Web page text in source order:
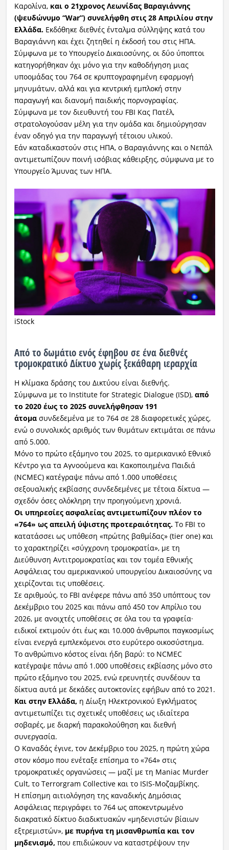
Καρολίνα, και ο 21χρονος Λεωνίδας Βαραγιάννης
(ψευδώνυμο “War”) συνελήφθη στις 28 Απριλίου στην
Ελλάδα.Εκδόθηκε διεθνές ένταλμα σύλληψης κατά του
Βαραγιάννη και έχει ζητηθεί η έκδοσή του στις ΗΠΑ.
Σύμφωνα με το Υπουργείο Δικαιοσύνης, οι δύο ύποπτοι
κατηγορήθηκαν όχι μόνο για την καθοδήγηση μιας
υποομάδας του 764 σε κρυπτογραφημένη εφαρμογή
μηνυμάτων, αλλά και για κεντρική εμπλοκή στην
παραγωγή και διανομή παιδικής πορνογραφίας.
Σύμφωνα με τον διευθυντή του FBI Κας Πατέλ,
στρατολογούσαν μέλη για την ομάδα και δημιούργησαν
έναν οδηγό για την παραγωγή τέτοιου υλικού.
Εάν καταδικαστούν στις ΗΠΑ, ο Βαραγιάννης και ο Νεπάλ
αντιμετωπίζουν ποινή ισόβιας κάθειρξης, σύμφωνα με το
Υπουργείο Άμυνας των ΗΠΑ.
iStock
Από το δωμάτιο ενός έφηβου σε ένα διεθνές
τρομοκρατικό Δίκτυο χωρίς ξεκάθαρη ιεραρχία
Η κλίμακα δράσης του Δικτύου είναι διεθνής.
Σύμφωνα με το Institute for Strategic Dialogue (ISD), από
το 2020 έως το 2025 συνελήφθησαν 191
άτομασυνδεδεμένα με το 764 σε 28 διαφορετικές χώρες,
ενώ ο συνολικός αριθμός των θυμάτων εκτιμάται σε πάνω
από 5.000.
Μόνο το πρώτο εξάμηνο του 2025, το αμερικανικό Εθνικό
Κέντρο για τα Αγνοούμενα και Κακοποιημένα Παιδιά
(NCMEC) κατέγραψε πάνω από 1.000 υποθέσεις
σεξουαλικής εκβίασης συνδεδεμένες με τέτοια δίκτυα —
σχεδόν όσες ολόκληρη την προηγούμενη χρονιά.
Οι υπηρεσίες ασφαλείας αντιμετωπίζουν πλέον το
«764» ως απειλή ύψιστης προτεραιότητας.Το FBI το
κατατάσσει ως υπόθεση «πρώτης βαθμίδας» (tier one) και
το χαρακτηρίζει «σύγχρονη τρομοκρατία», με τη
Διεύθυνση Αντιτρομοκρατίας και τον τομέα Εθνικής
Ασφάλειας του αμερικανικού υπουργείου Δικαιοσύνης να
χειρίζονται τις υποθέσεις.
Σε αριθμούς, το FBI ανέφερε πάνω από 350 υπόπτους τον
Δεκέμβριο του 2025 και πάνω από 450 τον Απρίλιο του
2026, με ανοιχτές υποθέσεις σε όλα του τα γραφεία·
ειδικοί εκτιμούν ότι έως και 10.000 άνθρωποι παγκοσμίως
είναι ενεργά εμπλεκόμενοι στο ευρύτερο οικοσύστημα.
Το ανθρώπινο κόστος είναι ήδη βαρύ: το NCMEC
κατέγραψε πάνω από 1.000 υποθέσεις εκβίασης μόνο στο
πρώτο εξάμηνο του 2025, ενώ ερευνητές συνδέουν τα
δίκτυα αυτά με δεκάδες αυτοκτονίες εφήβων από το 2021.
Και στην Ελλάδα, η Δίωξη Ηλεκτρονικού Εγκλήματος
αντιμετωπίζει τις σχετικές υποθέσεις ως ιδιαίτερα
σοβαρές, με διαρκή παρακολούθηση και διεθνή
συνεργασία.
Ο Καναδάς έγινε, τον Δεκέμβριο του 2025, η πρώτη χώρα
στον κόσμο που ενέταξε επίσημα το «764» στις
τρομοκρατικές οργανώσεις — μαζί με τη Maniac Murder
Cult, το Terrorgram Collective και το ISIS-Μοζαμβίκης.
Η επίσημη αιτιολόγηση της καναδικής Δημόσιας
Ασφάλειας περιγράφει το 764 ως αποκεντρωμένο
διακρατικό δίκτυο διαδικτυακών «μηδενιστών βίαιων
εξτρεμιστών», με πυρήνα τη μισανθρωπία και τον
μηδενισμό, που επιδιώκουν να καταστρέψουν την